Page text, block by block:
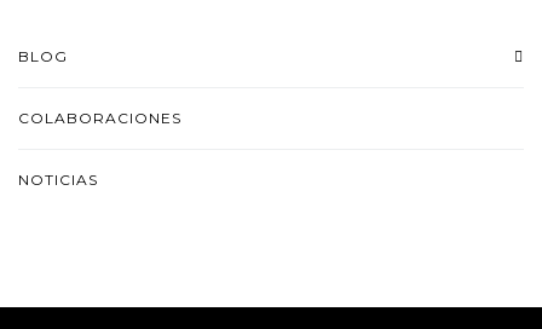
BLOG
COLABORACIONES
NOTICIAS